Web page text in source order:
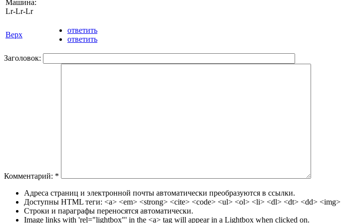
Машина:
Lr-Lr-Lr
Верх
ответить
ответить
Заголовок:
Комментарий: *
Адреса страниц и электронной почты автоматически преобразуются в ссылки.
Доступны HTML теги: <a> <em> <strong> <cite> <code> <ul> <ol> <li> <dl> <dt> <dd> <img>
Строки и параграфы переносятся автоматически.
Image links with 'rel="lightbox"' in the <a> tag will appear in a Lightbox when clicked on.